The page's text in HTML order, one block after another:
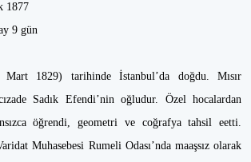
1877
9 gün
1829) tarihinde İstanbul’da doğdu. Mısır
Sadık Efendi’nin oğludur. Özel hocalardan
öğrendi, geometri ve coğrafya tahsil eetti.
Muhasebesi Rumeli Odası’nda maaşsız olarak